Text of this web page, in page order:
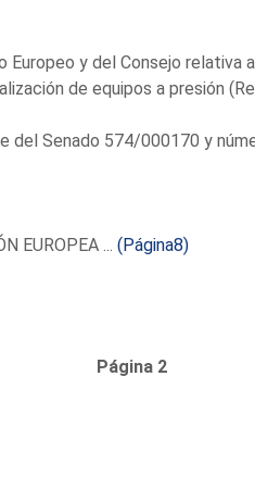
y del Consejo relativa
de equipos a presión
del Senado 574/000170 y
EUROPEA ... (Página8)
Página 2